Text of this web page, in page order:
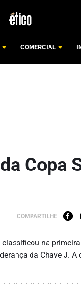
COMERCIAL
Copa
COMPARTILHE
classificou na primeira
da Chave J. A